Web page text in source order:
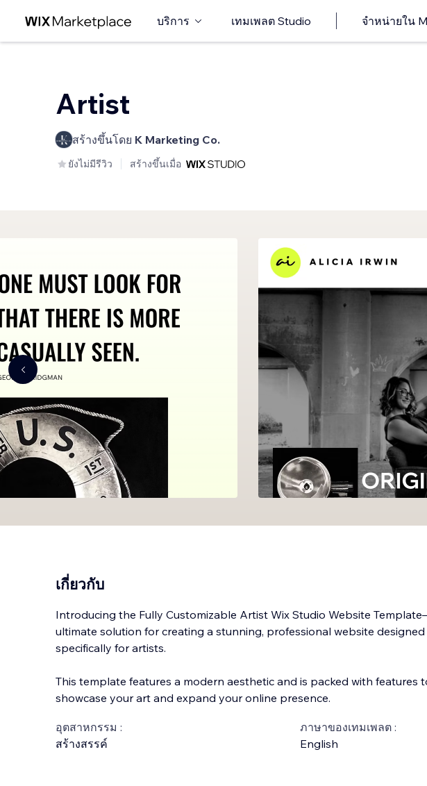
บริการ เทมเพลต Studio จำหน่ายใน
Artist
สร้างขึ้นโดย K Marketing Co.
ยังไม่มีรีวิว สร้างขึ้นเมื่อ
เกี่ยวกับ
Introducing the Fully Customizable Artist Wix Studio Website
ultimate solution for creating a stunning, professional website designed
specifically for artists.
This template features a modern aesthetic and is packed with features
showcase your art and expand your online presence.
อุตสาหกรรม :
สร้างสรรค์
ภาษาของเทมเพลต :
English